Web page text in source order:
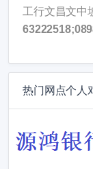
工行文昌文中
热门网点个人